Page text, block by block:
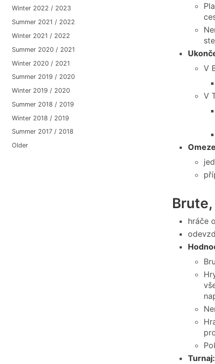
Winter 2022 / 2023
Summer 2021 / 2022
Winter 2021 / 2022
Summer 2020 / 2021
Winter 2020 / 2021
Summer 2019 / 2020
Winter 2019 / 2020
Summer 2018 / 2019
Winter 2018 / 2019
Summer 2017 / 2018
Older
V
V
hráče
Turnaj: